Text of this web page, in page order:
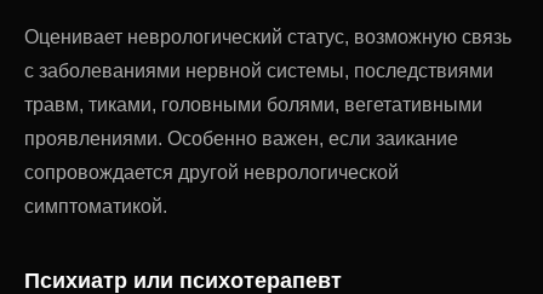
Оценивает неврологический статус, возможную связь
с заболеваниями нервной системы, последствиями
травм, тиками, головными болями, вегетативными
проявлениями. Особенно важен, если заикание
сопровождается другой неврологической
симптоматикой.
Психиатр или психотерапевт